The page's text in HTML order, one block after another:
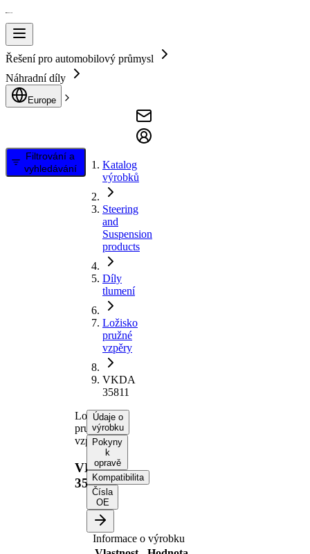
Řešení pro automobilový průmysl
Náhradní díly
Europe
Filtrování a
vyhledávání
Katalog
výrobků
Steering
and
Suspension
products
Díly
tlumení
Ložisko
pružné
vzpěry
VKDA
35811
Ložisko
pružné
vzpěry
VKDA
35811
Údaje o
výrobku
Pokyny
k
opravě
Kompatibilita
Čísla
OE
Informace o výrobku